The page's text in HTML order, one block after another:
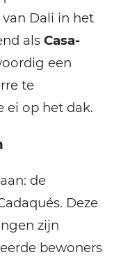
Dali in het
als Casa-
een
te
ei op het dak.
de
Deze
zijn
bewoners